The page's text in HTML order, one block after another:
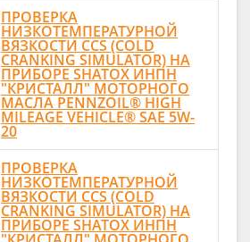
ПРОВЕРКА
НИЗКОТЕМПЕРАТУРНОЙ
ВЯЗКОСТИ CCS (COLD
CRANKING SIMULATOR) НА
ПРИБОРЕ SHATOX ИНПН
"КРИСТАЛЛ" МОТОРНОГО
МАСЛА PENNZOIL® HIGH
MILEAGE VEHICLE® SAE 5W-
20
ПРОВЕРКА
НИЗКОТЕМПЕРАТУРНОЙ
ВЯЗКОСТИ CCS (COLD
CRANKING SIMULATOR) НА
ПРИБОРЕ SHATOX ИНПН